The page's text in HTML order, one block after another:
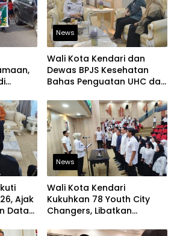
News
Wali Kota Kendari dan
Dewas BPJS Kesehatan
Bahas Penguatan UHC dan
Kesehatan
Ajak
Data
News
Wali Kota Kendari
Kukuhkan 78 Youth City
Changers, Libatkan
Perubahan Kota